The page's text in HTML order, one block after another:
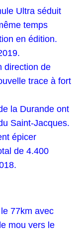
Ultra séduit
temps
en édition.
direction de
trace à fort
la Durande ont
Saint-Jacques.
épicer
de 4.400
77km avec
mou vers le